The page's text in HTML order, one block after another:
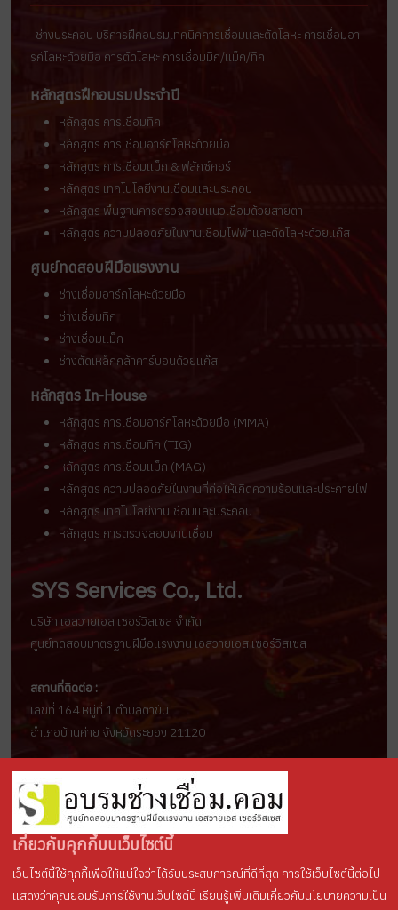
เกี่ยวกับคุกกี้บนเว็บไซต์นี้
เว็บไซต์นี้ใช้คุกกี้เพื่อให้แน่ใจว่าได้รับประสบการณ์ที่ดีที่สุด การใช้เว็บไซต์นี้ต่อไป
แสดงว่าคุณยอมรับการใช้งานเว็บไซต์นี้ เรียนรู้เพิ่มเติมเกี่ยวกับนโยบายความเป็น
ช่างประกอบ บริการฝึกอบรมเทคนิคการเชื่อมเเละตัดโลหะ การเชื่อมอา
รก์โลหะด้วยมือ การตัดโลหะ การเชื่อมมิก/เเม็ก/ทิก
หลักสูตรฝึกอบรมประจำปี
หลักสูตร การเชื่อมทิก
หลักสูตร การเชื่อมอาร์กโลหะด้วยมือ
หลักสูตร การเชื่อมแม็ก & ฟลักซ์คอร์
หลักสูตร เทคโนโลยีงานเชื่อมและประกอบ
หลักสูตร พื้นฐานการตรวจสอบแนวเชื่อมด้วยสายตา
หลักสูตร ความปลอดภัยในงานเชื่อมไฟฟ้าและตัดโลหะด้วยแก๊ส
ศูนย์ทดสอบฝีมือแรงงาน
ช่างเชื่อมอาร์กโลหะด้วยมือ
ช่างเชื่อมทิก
ช่างเชื่อมแม็ก
ช่างตัดเหล็กกล้าคาร์บอนด้วยแก๊ส
หลักสูตร In-House
หลักสูตร การเชื่อมอาร์กโลหะด้วยมือ (MMA)
หลักสูตร การเชื่อมทิก (TIG)
หลักสูตร การเชื่อมแม็ก (MAG)
หลักสูตร ความปลอดภัยในงานที่ก่อให้เกิดความร้อนและประกายไฟ
หลักสูตร เทคโนโลยีงานเชื่อมและประกอบ
หลักสูตร การตรวจสอบงานเชื่อม
SYS Services Co., Ltd.
บริษัท เอสวายเอส เซอร์วิสเซส จำกัด
ศูนย์ทดสอบมาตรฐานฝีมือแรงงาน เอสวายเอส เซอร์วิสเซส
สถานที่ติดต่อ :
เลขที่ 164 หมู่ที่ 1 ตำบลตาขัน
อำเภอบ้านค่าย จังหวัดระยอง 21120
ช่องทางการติดต่อ :
อีเมล์ :
sys.services2019@gmail.com
ติดต่อ : คุณศิริรัตน์ (มาย), โทร.094-671-1555
Line ID :sys-services
ลิขสิทธิ์ © 2569 ศูนย์ฝึกอบรมช่างเชื่อม . สงวนลิขสิทธิ์.